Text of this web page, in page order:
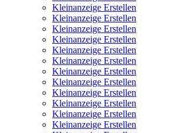
Kleinanzeige Erstellen
Kleinanzeige Erstellen
Kleinanzeige Erstellen
Kleinanzeige Erstellen
Kleinanzeige Erstellen
Kleinanzeige Erstellen
Kleinanzeige Erstellen
Kleinanzeige Erstellen
Kleinanzeige Erstellen
Kleinanzeige Erstellen
Kleinanzeige Erstellen
Kleinanzeige Erstellen